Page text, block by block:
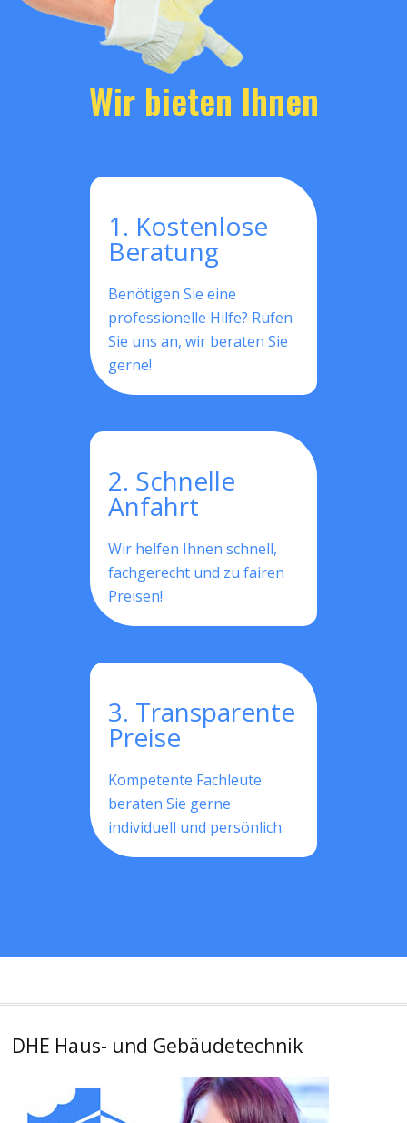
Wir bieten Ihnen
1. Kostenlose
Beratung
Benötigen Sie eine
professionelle Hilfe? Rufen
Sie uns an, wir beraten Sie
gerne!
2. Schnelle
Anfahrt
Wir helfen Ihnen schnell,
fachgerecht und zu fairen
Preisen!
3. Transparente
Preise
Kompetente Fachleute
beraten Sie gerne
individuell und persönlich.
DHE Haus- und Gebäudetechnik